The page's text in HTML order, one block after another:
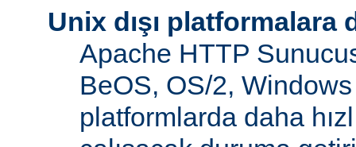
Unix dışı platformalara
Apache HTTP
BeOS, OS/2,
platformlarda daha